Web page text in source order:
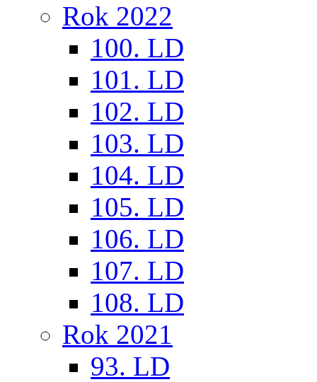
Rok 2022
100. LD
101. LD
102. LD
103. LD
104. LD
105. LD
106. LD
107. LD
108. LD
Rok 2021
93. LD